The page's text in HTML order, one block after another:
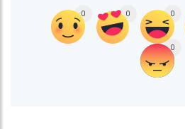
0 0 0
0